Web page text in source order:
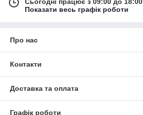
Сьогодні працює з 09:00 до 18:00
Показати весь графік роботи
Про нас
Контакти
Доставка та оплата
Графік роботи